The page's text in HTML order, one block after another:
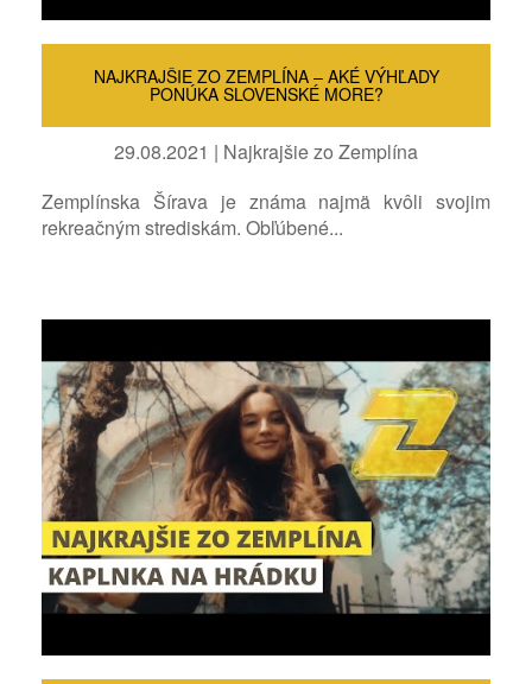
NAJKRAJŠIE ZO ZEMPLÍNA – AKÉ VÝHĽADY
PONÚKA SLOVENSKÉ MORE?
29.08.2021 | Najkrajšie zo Zemplína
Zemplínska Šírava je známa najmä kvôli svojim
rekreačným strediskám. Obľúbené...